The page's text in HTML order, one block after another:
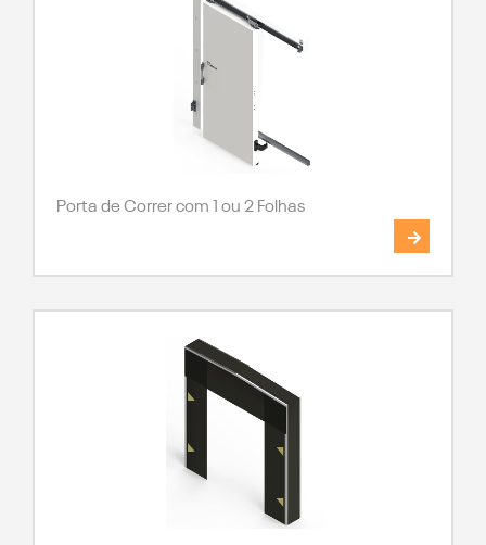
Porta de Correr com 1 ou 2 Folhas